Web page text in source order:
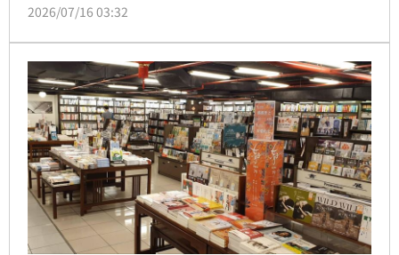
店展示及販售被認定具「煽動意圖」的刊物，包括台灣
件引發台灣各界聲援，文化總會秘書長李厚慶今（16）
日也PO文指出，文總門口也貼上「我是書店店員」六
字聲援。
2026/07/16 03:32